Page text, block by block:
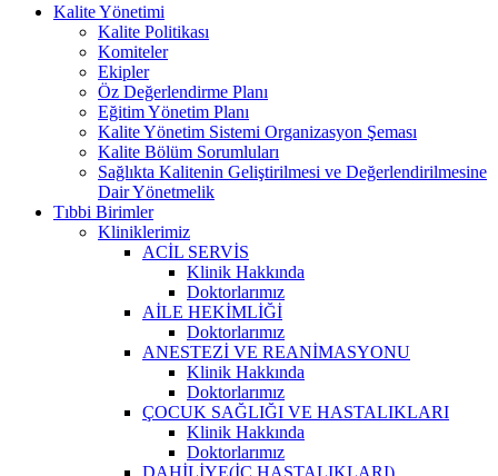
Kalite Yönetimi
Kalite Politikası
Komiteler
Ekipler
Öz Değerlendirme Planı
Eğitim Yönetim Planı
Kalite Yönetim Sistemi Organizasyon Şeması
Kalite Bölüm Sorumluları
Sağlıkta Kalitenin Geliştirilmesi ve Değerlendirilmesine
Dair Yönetmelik
Tıbbi Birimler
Kliniklerimiz
ACİL SERVİS
Klinik Hakkında
Doktorlarımız
AİLE HEKİMLİĞİ
Doktorlarımız
ANESTEZİ VE REANİMASYONU
Klinik Hakkında
Doktorlarımız
ÇOCUK SAĞLIĞI VE HASTALIKLARI
Klinik Hakkında
Doktorlarımız
DAHİLİYE(İÇ HASTALIKLARI)